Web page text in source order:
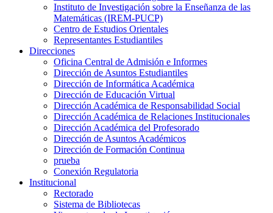
Instituto de Investigación sobre la Enseñanza de las
Matemáticas (IREM-PUCP)
Centro de Estudios Orientales
Representantes Estudiantiles
Direcciones
Oficina Central de Admisión e Informes
Dirección de Asuntos Estudiantiles
Dirección de Informática Académica
Dirección de Educación Virtual
Dirección Académica de Responsabilidad Social
Dirección Académica de Relaciones Institucionales
Dirección Académica del Profesorado
Dirección de Asuntos Académicos
Dirección de Formación Continua
prueba
Conexión Regulatoria
Institucional
Rectorado
Sistema de Bibliotecas